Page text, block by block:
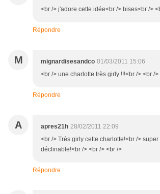
<br /> j'adore cette idée<br /> bises<br />
Répondre
M mignardisesandco 01/03/2011 15:06
<br /> une charlotte très girly !!!<br /> <br />
Répondre
A apres21h 28/02/2011 22:09
<br /> Très girly cette charlotte!<br />
déclinable!<br /> <br /> <br />
Répondre